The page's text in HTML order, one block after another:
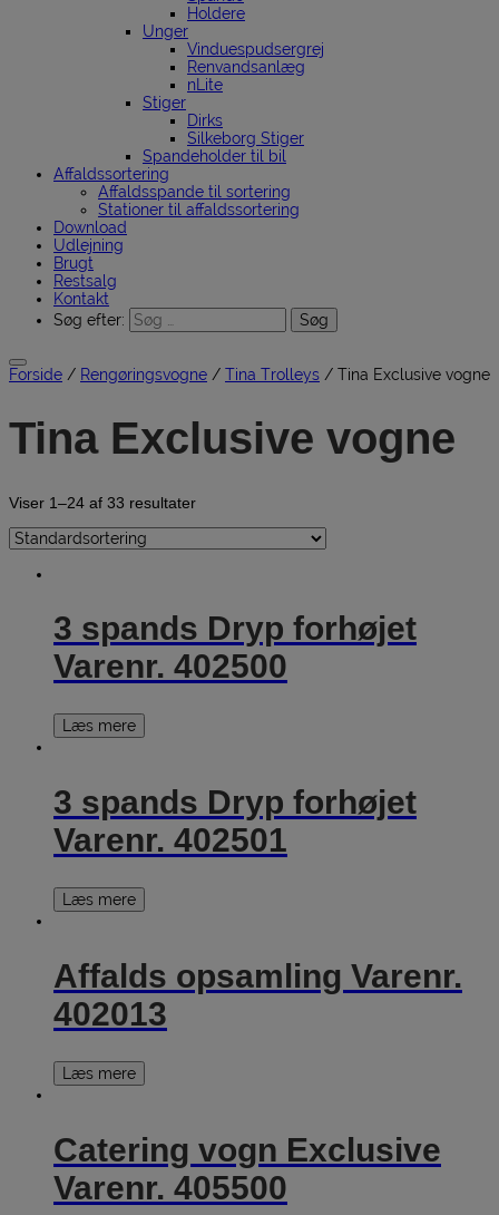
Holdere
Unger
Vinduespudsergrej
Renvandsanlæg
nLite
Stiger
Dirks
Silkeborg Stiger
Spandeholder til bil
Affaldssortering
Affaldsspande til sortering
Stationer til affaldssortering
Download
Udlejning
Brugt
Restsalg
Kontakt
Søg efter:
Forside / Rengøringsvogne / Tina Trolleys / Tina Exclusive vogne
Tina Exclusive vogne
Viser 1–24 af 33 resultater
3 spands Dryp forhøjet
Varenr. 402500
Læs mere
3 spands Dryp forhøjet
Varenr. 402501
Læs mere
Affalds opsamling Varenr.
402013
Læs mere
Catering vogn Exclusive
Varenr. 405500